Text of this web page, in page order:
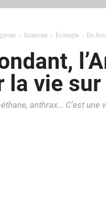
Sciences Écologie En
la vie sur
anthrax... C'est